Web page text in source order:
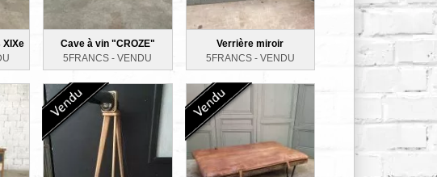
Cave à vin "CROZE"
5FRANCS -VENDU
Verrière miroir
5FRANCS - VENDU